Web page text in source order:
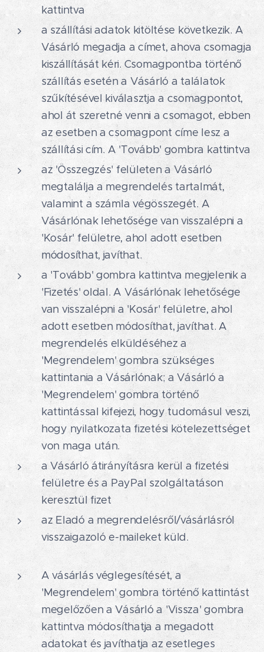
kattintva
a szállítási adatok kitöltése következik. A
Vásárló megadja a címet, ahova csomagja
kiszállítását kéri. Csomagpontba történő
szállítás esetén a Vásárló a találatok
szűkítésével kiválasztja a csomagpontot,
ahol át szeretné venni a csomagot, ebben
az esetben a csomagpont címe lesz a
szállítási cím. A 'Tovább' gombra kattintva
az 'Összegzés' felületen a Vásárló
megtalálja a megrendelés tartalmát,
valamint a számla végösszegét. A
Vásárlónak lehetősége van visszalépni a
'Kosár' felületre, ahol adott esetben
módosíthat, javíthat.
a 'Tovább' gombra kattintva megjelenik a
'Fizetés' oldal. A Vásárlónak lehetősége
van visszalépni a 'Kosár' felületre, ahol
adott esetben módosíthat, javíthat. A
megrendelés elküldéséhez a
'Megrendelem' gombra szükséges
kattintania a Vásárlónak; a Vásárló a
'Megrendelem' gombra történő
kattintással kifejezi, hogy tudomásul veszi,
hogy nyilatkozata fizetési kötelezettséget
von maga után.
a Vásárló átirányításra kerül a fizetési
felületre és a PayPal szolgáltatáson
keresztül fizet
az Eladó a megrendelésről/vásárlásról
visszaigazoló e-maileket küld.
A vásárlás véglegesítését, a
'Megrendelem' gombra történő kattintást
megelőzően a Vásárló a 'Vissza' gombra
kattintva módosíthatja a megadott
adatokat és javíthatja az esetleges